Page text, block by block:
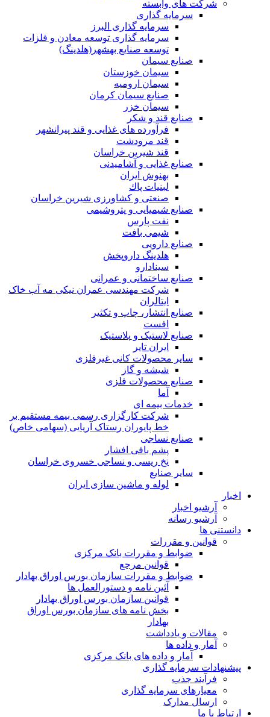
شرکت های وابسته
سرمایه گذاری
سرمایه گذاری البرز
سرمایه گذاری توسعه معادن و فلزات
توسعه‌ صنایع‌ بهشهر(هلدینگ)
صنایع سیمان
سیمان خوزستان
سیمان ارومیه
صنایع سیمان کرمان
سیمان خزر
صنایع قند و شکر
فرآورده های غذایی و قند پیرانشهر
قند مرودشت
قند شیرین خراسان
صنایع غذايی و آشاميدنی
بهنوش ایران
لبنيات پاك
صنعتی و کشاورزی شیرین خراسان
صنایع شیمیایی و پتروشیمی
نفت پارس
شیمی بافت
صنایع دارویی
هلدینگ داروپخش
سینادارو
صنایع ساختمانی و عمرانی
شرکت مهندسی عمران نیکی مه آب خاک
ایتالران
صنایع انتشار، چاپ و تکثير
افست
صنایع لاستیک و پلاستیک
ایران تایر
ساير محصولات كانی غيرفلزی
شیشه و گاز
صنایع محصولات فلزی
آما
خدمات بیمه ای
شرکت کارگزاری رسمی بیمه مستقیم بر
خط پایوران رستاک آریایی (سهامی خاص)
صنایع نساجی
پشم بافی افشار
نخ ریسی و نساجی خسروی خراسان
سایر صنایع
لوله و ماشین سازی ایران
اخبار
آرشیو اخبار
آرشیو رسانه
دانستنی ها
قوانین و مقررات
ضوابط و مقررات بانک مرکزی
قوانين مرجع
ضوابط و مقررات سازمان بورس اوراق بهادار
آئین نامه و دستورالعمل ها
قوانین سازمان بورس اوراق بهادار
بخش نامه های سازمان بورس اوراق
بهادار
مقالات و یادداشت
آمار و داده ها
آمار و داده های بانک مرکزی
پیشنهادات سرمایه گذاری
فرآیند جذب
معیارهای سرمایه گذاری
ارسال مدارک
ارتباط با ما